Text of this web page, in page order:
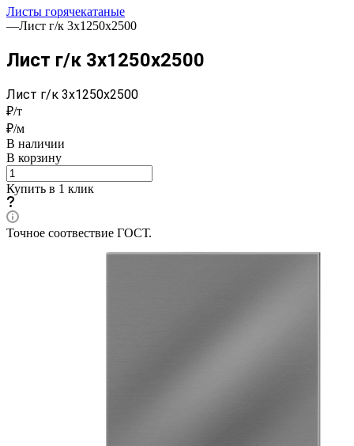
Листы горячекатаные
—Лист г/к 3x1250x2500
Лист г/к 3x1250x2500
Лист г/к 3x1250x2500
₽/т
₽/м
В наличии
В корзину
Купить в 1 клик
Точное соотвествие ГОСТ.